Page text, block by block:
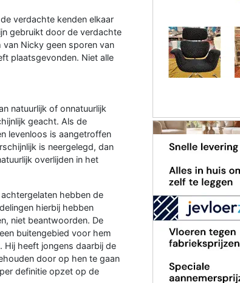
verdachte kenden elkaar
gebruikt door de verdachte
Nicky geen sporen van
plaatsgevonden. Niet alle
natuurlijk of onnatuurlijk
geacht. Als de
levenloos is aangetroffen
is neergelegd, dan
overlijden in het
hebben de
hierbij hebben
niet beantwoorden. De
buitengebied voor hem
Hij heeft jongens daarbij de
door op hen te gaan
definitie opzet op de